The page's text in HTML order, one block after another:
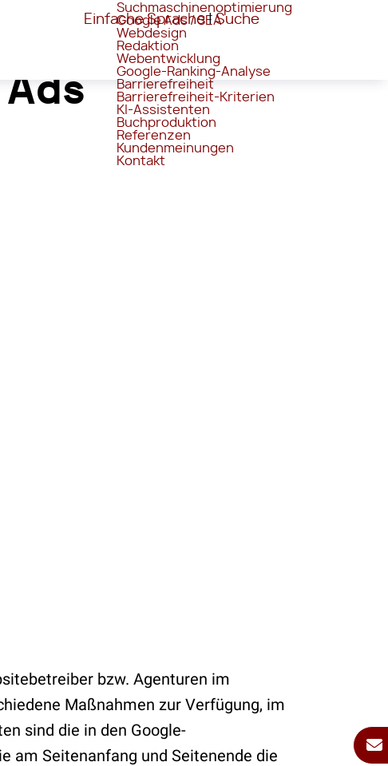
Einfache Sprache|Suche
Suchmaschinenoptimierung
Google Ads / SEA
Webdesign
Redaktion
Webentwicklung
Google-Ranking-Analyse
Barrierefreiheit
Barrierefreiheit-Kriterien
KI-Assistenten
Buchproduktion
Referenzen
Kundenmeinungen
Kontakt
bzw. Agenturen im
Maßnahmen zur Verfügung, im
sind die in den Google-
am Seitenanfang und Seitenende die